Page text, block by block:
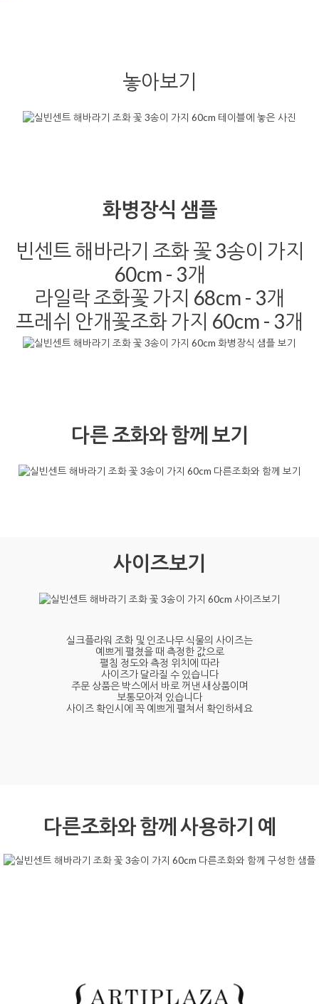
놓아보기
화병장식 샘플
빈센트 해바라기 조화 꽃 3송이 가지
60cm - 3개
라일락 조화꽃 가지 68cm - 3개
프레쉬 안개꽃조화 가지 60cm - 3개
다른 조화와 함께 보기
사이즈보기
실크플라워 조화 및 인조나무 식물의 사이즈는
예쁘게 펼쳤을 때 측정한 값으로
펼침 정도와 측정 위치에 따라
사이즈가 달라질 수 있습니다
주문 상품은 박스에서 바로 꺼낸 새상품이며
보통모아져 있습니다
사이즈 확인시에 꼭 예쁘게 펼쳐서 확인하세요
다른조화와 함께 사용하기 예